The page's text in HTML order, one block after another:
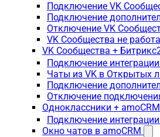
Подключение VK
Подключение
Отключение VK
VK Сообщества не
VK Сообщества +
Подключение
Чаты из VK в Открытых
Подключение
Отключение
Одноклассники + amoCRM
Подключение
Окно чатов в amoCRM